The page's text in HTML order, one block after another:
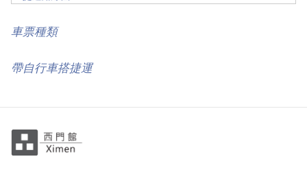
車票種類
帶自行車搭捷運